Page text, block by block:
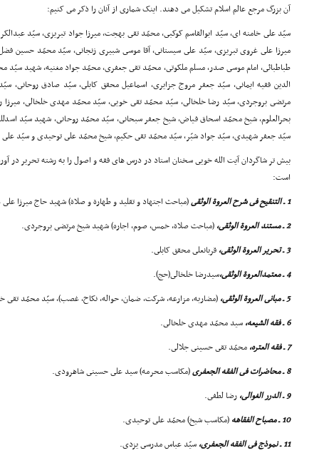
آن بزرگ مرجع عالم اسلام تشکیل مى دهند. اینک شمارى از آنان را ذکر مى کنیم:
سیّد على خامنه اى، سیّد ابوالقاسم کوکبى، محمّد تقى بهجت، میرزا جواد تبریزى، سیّد
میرزا على غروى تبریزى، سیّد على سیستانى، آقا موسى شبیرى زنجانى، سیّد محمّد حسین
طباطبائى، امام موسى صدر، مسلم ملکوتى، محمّد تقى جعفرى، محمّد جواد مغنیه، شهید سیّد
الدین فقیه ایمانى، سیّد جعفر مروج جزایرى، اسماعیل محقق کابلى، سیّد صادق روحانى،
مرتضى بروجردى، سیّد رضا خلخالى، سیّد محمّد تقى خویى، سیّد محمّد مهدى خلخالى، میرزا
بحرالعلوم، شیخ محمّد اسحاق فیاض، شیخ جعفر سبحانى، سیّد محمّد روحانى، شهید سیّد
سیّد جعفر شهیدى، سیّد جواد شبّر، سیّد محمّد تقى حکیم، شیخ محمّد على توحیدى و سیّد
بیش تر شاگردان آیت الله خویى سخنان استاد در درس هاى فقه و اصول را به رشته تحریر در
است:
1 ـ التنقیح فى شرح العروة الوثقى
(مباحث اجتهاد و تقلید و طهارة و صلاة) شهید حاج میرزا
2 ـ مستند العروة الوثقى،
(مباحث صلاة، خمس، صوم، اجاره) شهید شیخ مرتضى بروجردى.
3 ـ تحریر العروة الوثقى،
قربانعلى محقق کابلى.
4 ـ معتمدالعروة الوثقى،
سیدرضا خلخالى(حج).
5 ـ مبانى العروة الوثقى،
(مضاربه، مزارعه، شرکت، ضمان، حواله، نکاح، غصب)، سیّد محمّد تقى
6 ـ فقه الشیعه،
سید محمّد مهدى خلخالى.
7 ـ فقه العتره،
محمّد تقى حسینى جلالى.
8 ـ محاضرات فى الفقه الجعفرى
(مکاسب محرمه) سید على حسینى شاهرودى.
9 ـ الدرر الغوالى،
رضا لطفى.
10 ـ مصباح الفقاهه
(مکاسب شیخ) محمّد على توحیدى.
11 ـ نموذج فى الفقه الجعفرى،
سیّد عباس مدرسى یزدى.